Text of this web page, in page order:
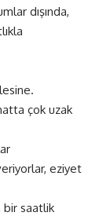
dışında,
çok uzak
eziyet
bir saatlik